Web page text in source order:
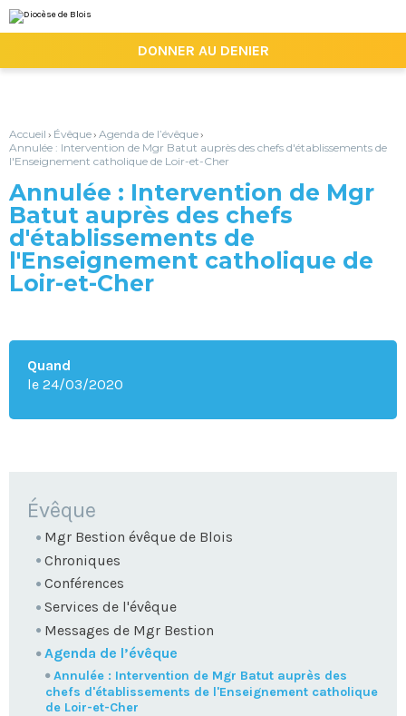
au
contenu.
la
personnels
DONNER AU DENIER
Accueil › Évêque› Agenda de l’évêque›
Annulée : Intervention de Mgr Batut auprès des chefs d'établissements de
l'Enseignement catholique de Loir-et-Cher
Annulée : Intervention de Mgr
Batut auprès des chefs
d'établissements de
l'Enseignement catholique de
Loir-et-Cher
Quand
le 24/03/2020
NAVIGATION
Évêque
Mgr Bestion évêque de Blois
Chroniques
Conférences
Services de l'évêque
Messages de Mgr Bestion
Agenda de l’évêque
Annulée : Intervention de Mgr Batut auprès des
chefs d'établissements de l'Enseignement catholique
de Loir-et-Cher